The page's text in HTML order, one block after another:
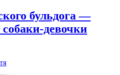
бульдога —
девочки